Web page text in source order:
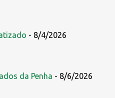
- 8/4/2026
da Penha - 8/6/2026